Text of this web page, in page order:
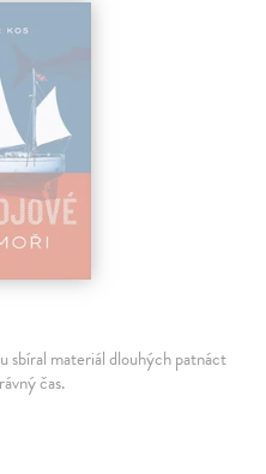
sbíral materiál dlouhých patnáct
čas.